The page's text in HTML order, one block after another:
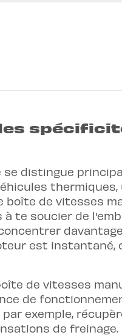
distingue
boîte de vitesses
à te soucier de
est
de vitesses
de
exemple,
de freinage.